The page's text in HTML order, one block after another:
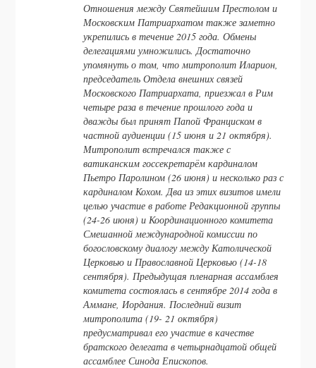
Отношения между Святейшим Престолом и
Московским Патриархатом также заметно
укрепились в течение 2015 года. Обмены
делегациями умножились. Достаточно
упомянуть о том, что митрополит Иларион,
председатель Отдела внешних связей
Московского Патриархата, приезжал в Рим
четыре раза в течение прошлого года и
дважды был принят Папой Франциском в
частной аудиенции (15 июня и 21 октября).
Митрополит встречался также с
ватиканским госсекретарём кардиналом
Пьетро Паролином (26 июня) и несколько раз с
кардиналом Кохом. Два из этих визитов имели
целью участие в работе Редакционной группы
(24-26 июня) и Координационного комитета
Смешанной международной комиссии по
богословскому диалогу между Католической
Церковью и Православной Церковью (14-18
сентября). Предыдущая пленарная ассамблея
комитета состоялась в сентябре 2014 года в
Аммане, Иордания. Последний визит
митрополита (19- 21 октября)
предусматривал его участие в качестве
братского делегата в четырнадцатой общей
ассамблее Синода Епископов.